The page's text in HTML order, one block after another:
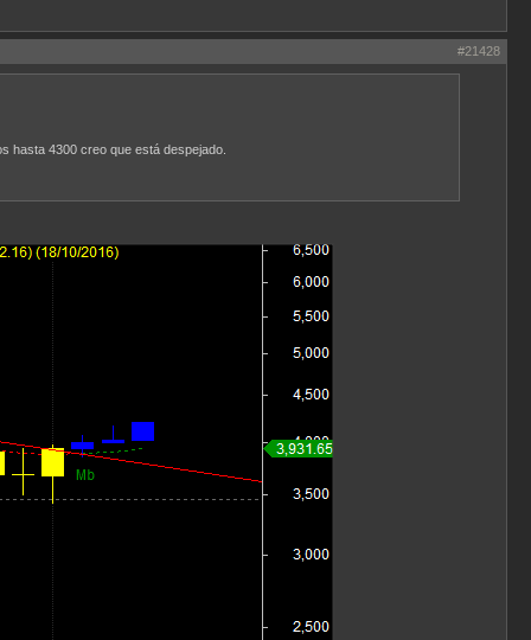
#21428
hasta 4300 creo que está despejado.